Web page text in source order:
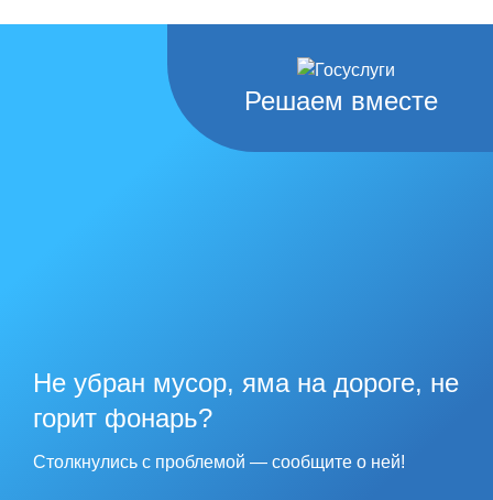
Решаем вместе
Не убран мусор, яма на дороге, не
горит фонарь?
Столкнулись с проблемой — сообщите о ней!